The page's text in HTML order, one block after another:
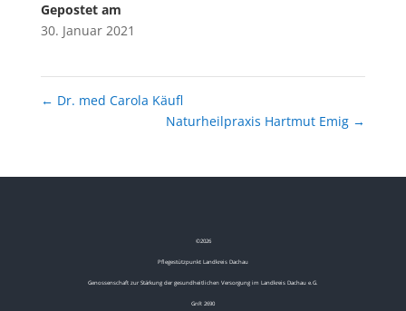
Gepostet am
30. Januar 2021
← Dr. med Carola Käufl
Naturheilpraxis Hartmut Emig →
©2026
Pflegestützpunkt Landkreis Dachau
Genossenschaft zur Stärkung der gesundheitlichen Versorgung im Landkreis Dachau e.G.
GnR 2690